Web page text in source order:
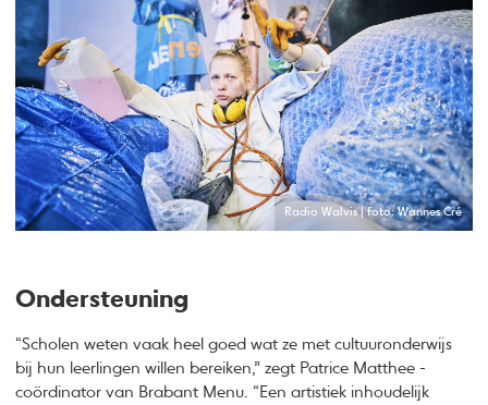
Radio Walvis | foto: Wannes Cré
Ondersteuning
“Scholen weten vaak heel goed wat ze met cultuuronderwijs
bij hun leerlingen willen bereiken,” zegt Patrice Matthee -
coördinator van Brabant Menu. “Een artistiek inhoudelijk